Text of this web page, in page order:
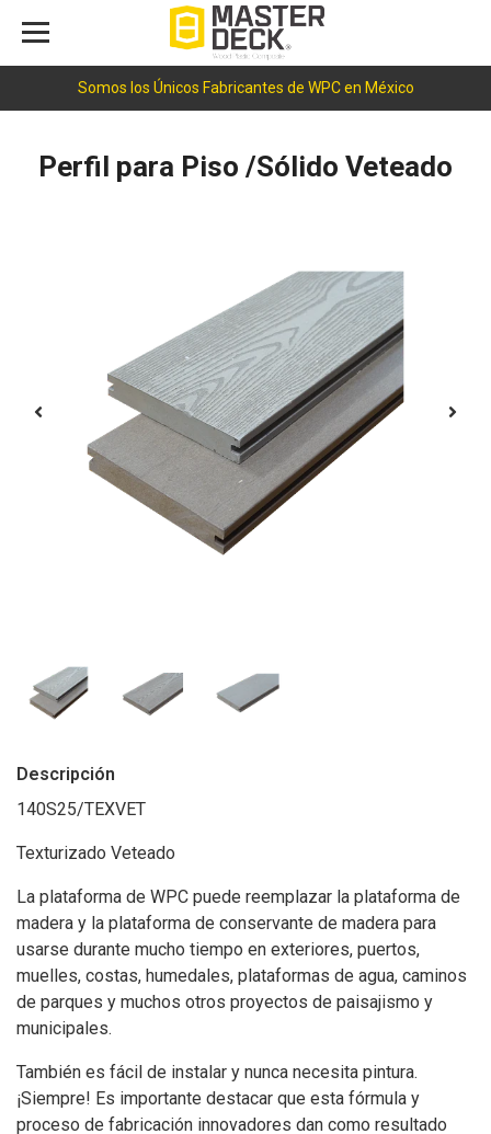
Somos los Únicos Fabricantes de WPC en México
Perfil para Piso /Sólido Veteado
Descripción
140S25/TEXVET
Texturizado Veteado
La plataforma de WPC puede reemplazar la plataforma de
madera y la plataforma de conservante de madera para
usarse durante mucho tiempo en exteriores, puertos,
muelles, costas, humedales, plataformas de agua, caminos
de parques y muchos otros proyectos de paisajismo y
municipales.
También es fácil de instalar y nunca necesita pintura.
¡Siempre! Es importante destacar que esta fórmula y
proceso de fabricación innovadores dan como resultado